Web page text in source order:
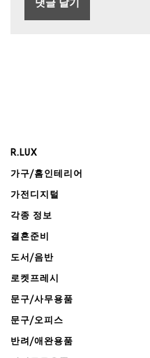
R.LUX
가구/홈인테리어
가전디지털
각종 정보
결혼준비
도서/음반
로켓프레시
문구/사무용품
문구/오피스
반려/애완용품